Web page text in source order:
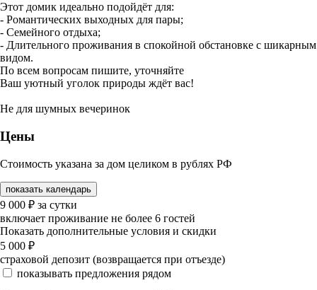
Этот домик идеально подойдёт для:
- Романтических выходных для пары;
- Семейного отдыха;
- Длительного проживания в спокойной обстановке с шикарным
видом.
По всем вопросам пишите, уточняйте
Ваш уютный уголок природы ждёт вас!
Не для шумных вечеринок
Цены
Стоимость указана за дом целиком в рублях РФ
показать календарь
9 000 ₽ за сутки
включает проживание не более 6 гостей
Показать дополнительные условия и скидки
5 000 ₽
страховой депозит (возвращается при отъезде)
показывать предложения рядом